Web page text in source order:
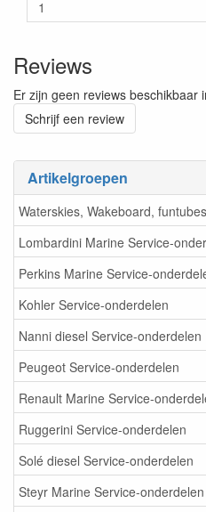
Artikelgroepen
Waterskies, Wakeboard,
Lombardini Marine Service-
Perkins Marine Service-
Kohler Service-onderdelen
Nanni diesel Service-onderdelen
Peugeot Service-onderdelen
Renault Marine Service-
Ruggerini Service-onderdelen
Solé diesel Service-onderdelen
Steyr Marine Service-onderdelen
Reviews
Er zijn geen reviews beschikbaar
Schrijf een review